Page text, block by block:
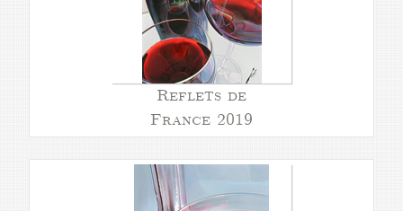
Reflets de
France 2019